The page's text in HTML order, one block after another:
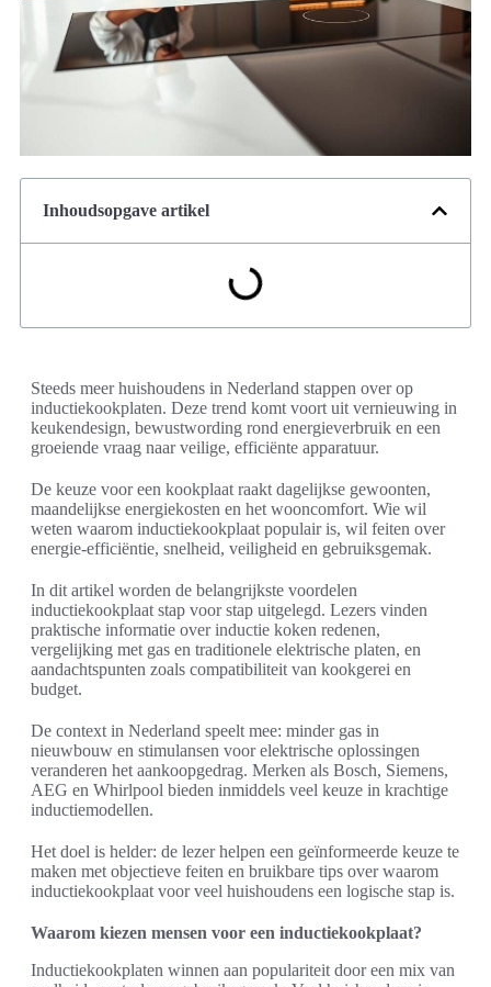
Inhoudsopgave artikel
Steeds meer huishoudens in Nederland stappen over op
inductiekookplaten. Deze trend komt voort uit vernieuwing in
keukendesign, bewustwording rond energieverbruik en een
groeiende vraag naar veilige, efficiënte apparatuur.
De keuze voor een kookplaat raakt dagelijkse gewoonten,
maandelijkse energiekosten en het wooncomfort. Wie wil
weten waarom inductiekookplaat populair is, wil feiten over
energie-efficiëntie, snelheid, veiligheid en gebruiksgemak.
In dit artikel worden de belangrijkste voordelen
inductiekookplaat stap voor stap uitgelegd. Lezers vinden
praktische informatie over inductie koken redenen,
vergelijking met gas en traditionele elektrische platen, en
aandachtspunten zoals compatibiliteit van kookgerei en
budget.
De context in Nederland speelt mee: minder gas in
nieuwbouw en stimulansen voor elektrische oplossingen
veranderen het aankoopgedrag. Merken als Bosch, Siemens,
AEG en Whirlpool bieden inmiddels veel keuze in krachtige
inductiemodellen.
Het doel is helder: de lezer helpen een geïnformeerde keuze te
maken met objectieve feiten en bruikbare tips over waarom
inductiekookplaat voor veel huishoudens een logische stap is.
Waarom kiezen mensen voor een inductiekookplaat?
Inductiekookplaten winnen aan populariteit door een mix van